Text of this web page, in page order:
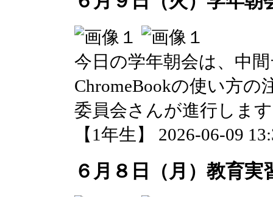
今日の学年朝会は、中
ChromeBookの使い方
委員会さんが進行しま
【1年生】 2026-06-09
６月８日（月）教育